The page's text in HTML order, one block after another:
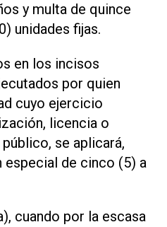
y multa de quince
unidades fijas.
en los incisos
por quien
cuyo ejercicio
licencia o
se aplicará,
especial de cinco (5) a
cuando por la escasa